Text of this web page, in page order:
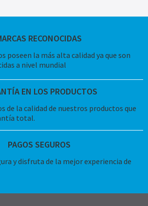
RECONOCIDAS
poseen la más alta calidad ya que son
a nivel mundial
EN LOS PRODUCTOS
de la calidad de nuestros productos que
total.
PAGOS SEGUROS
y disfruta de la mejor experiencia de